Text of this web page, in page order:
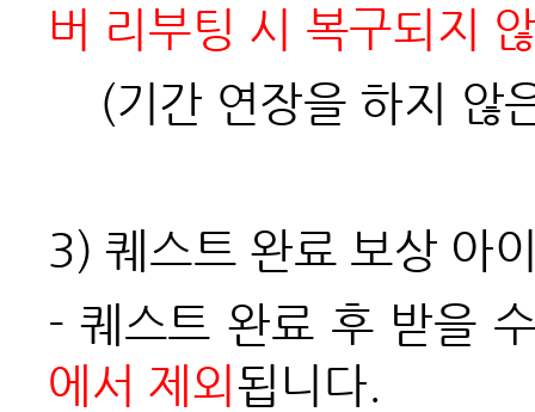
버 리부팅 시 복구되지
(기간 연장을 하지 않
3)퀘스트 완료 보상 아
- 퀘스트 완료 후 받을
에서 제외 됩니다.